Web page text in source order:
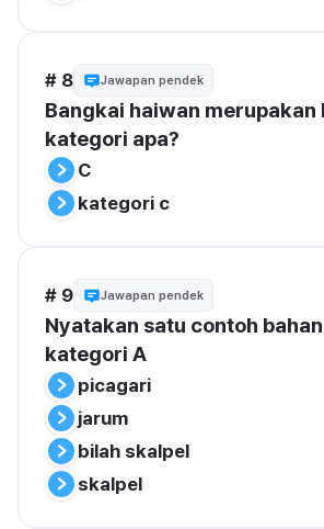
# 8 Jawapan pendek
Bangkai haiwan merupakan
kategori apa?
C
kategori c
# 9 Jawapan pendek
Nyatakan satu contoh
kategori A
picagari
jarum
bilah skalpel
skalpel